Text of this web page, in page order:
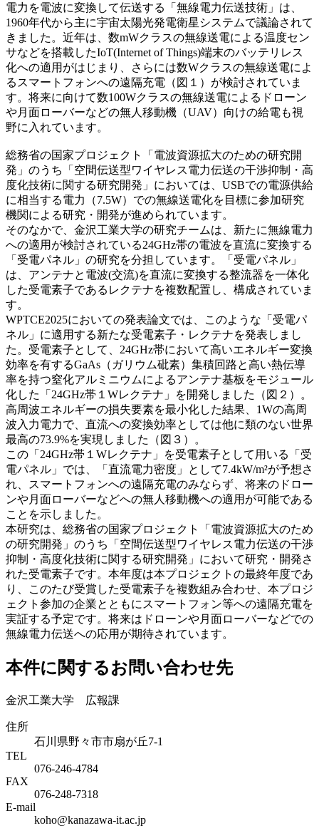
電力を電波に変換して伝送する「無線電力伝送技術」は、
1960年代から主に宇宙太陽光発電衛星システムで議論されて
きました。近年は、数mWクラスの無線送電による温度セン
サなどを搭載したIoT(Internet of Things)端末のバッテリレス
化への適用がはじまり、さらには数Wクラスの無線送電によ
るスマートフォンへの遠隔充電（図１）が検討されていま
す。将来に向けて数100Wクラスの無線送電によるドローン
や月面ローバーなどの無人移動機（UAV）向けの給電も視
野に入れています。
総務省の国家プロジェクト「電波資源拡大のための研究開
発」のうち「空間伝送型ワイヤレス電力伝送の干渉抑制・高
度化技術に関する研究開発」においては、USBでの電源供給
に相当する電力（7.5W）での無線送電化を目標に参加研究
機関による研究・開発が進められています。
そのなかで、金沢工業大学の研究チームは、新たに無線電力
への適用が検討されている24GHz帯の電波を直流に変換する
「受電パネル」の研究を分担しています。「受電パネル」
は、アンテナと電波(交流)を直流に変換する整流器を一体化
した受電素子であるレクテナを複数配置し、構成されていま
す。
WPTCE2025においての発表論文では、このような「受電パ
ネル」に適用する新たな受電素子・レクテナを発表しまし
た。受電素子として、24GHz帯において高いエネルギー変換
効率を有するGaAs（ガリウム砒素）集積回路と高い熱伝導
率を持つ窒化アルミニウムによるアンテナ基板をモジュール
化した「24GHz帯１Wレクテナ」を開発しました（図２）。
高周波エネルギーの損失要素を最小化した結果、1Wの高周
波入力電力で、直流への変換効率としては他に類のない世界
最高の73.9%を実現しました（図３）。
この「24GHz帯１Wレクテナ」を受電素子として用いる「受
電パネル」では、「直流電力密度」として7.4kW/m²が予想さ
れ、スマートフォンへの遠隔充電のみならず、将来のドロー
ンや月面ローバーなどへの無人移動機への適用が可能である
ことを示しました。
本研究は、総務省の国家プロジェクト「電波資源拡大のため
の研究開発」のうち「空間伝送型ワイヤレス電力伝送の干渉
抑制・高度化技術に関する研究開発」において研究・開発さ
れた受電素子です。本年度は本プロジェクトの最終年度であ
り、このたび受賞した受電素子を複数組み合わせ、本プロジ
ェクト参加の企業とともにスマートフォン等への遠隔充電を
実証する予定です。将来はドローンや月面ローバーなどでの
無線電力伝送への応用が期待されています。
本件に関するお問い合わせ先
金沢工業大学 広報課
住所
石川県野々市市扇が丘7-1
TEL
076-246-4784
FAX
076-248-7318
E-mail
koho@kanazawa-it.ac.jp